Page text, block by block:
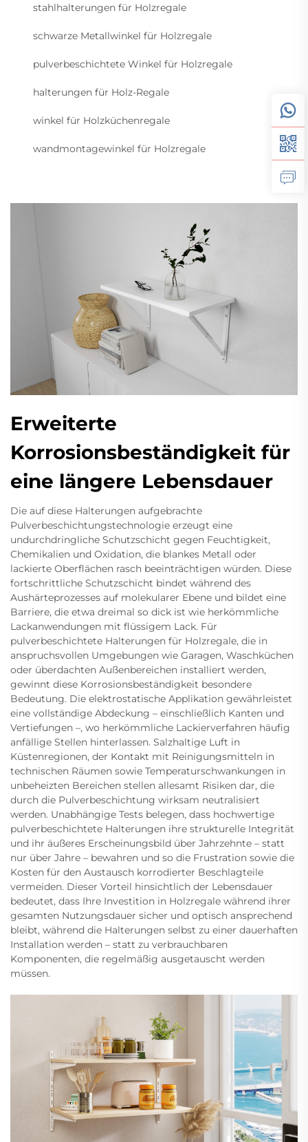
stahlhalterungen für Holzregale
schwarze Metallwinkel für Holzregale
pulverbeschichtete Winkel für Holzregale
halterungen für Holz-Regale
winkel für Holzküchenregale
wandmontagewinkel für Holzregale
Erweiterte
Korrosionsbeständigkeit für
eine längere Lebensdauer
Die auf diese Halterungen aufgebrachte
Pulverbeschichtungstechnologie erzeugt eine
undurchdringliche Schutzschicht gegen Feuchtigkeit,
Chemikalien und Oxidation, die blankes Metall oder
lackierte Oberflächen rasch beeinträchtigen würden. Diese
fortschrittliche Schutzschicht bindet während des
Aushärteprozesses auf molekularer Ebene und bildet eine
Barriere, die etwa dreimal so dick ist wie herkömmliche
Lackanwendungen mit flüssigem Lack. Für
pulverbeschichtete Halterungen für Holzregale, die in
anspruchsvollen Umgebungen wie Garagen, Waschküchen
oder überdachten Außenbereichen installiert werden,
gewinnt diese Korrosionsbeständigkeit besondere
Bedeutung. Die elektrostatische Applikation gewährleistet
eine vollständige Abdeckung – einschließlich Kanten und
Vertiefungen –, wo herkömmliche Lackierverfahren häufig
anfällige Stellen hinterlassen. Salzhaltige Luft in
Küstenregionen, der Kontakt mit Reinigungsmitteln in
technischen Räumen sowie Temperaturschwankungen in
unbeheizten Bereichen stellen allesamt Risiken dar, die
durch die Pulverbeschichtung wirksam neutralisiert
werden. Unabhängige Tests belegen, dass hochwertige
pulverbeschichtete Halterungen ihre strukturelle Integrität
und ihr äußeres Erscheinungsbild über Jahrzehnte – statt
nur über Jahre – bewahren und so die Frustration sowie die
Kosten für den Austausch korrodierter Beschlagteile
vermeiden. Dieser Vorteil hinsichtlich der Lebensdauer
bedeutet, dass Ihre Investition in Holzregale während ihrer
gesamten Nutzungsdauer sicher und optisch ansprechend
bleibt, während die Halterungen selbst zu einer dauerhaften
Installation werden – statt zu verbrauchbaren
Komponenten, die regelmäßig ausgetauscht werden
müssen.